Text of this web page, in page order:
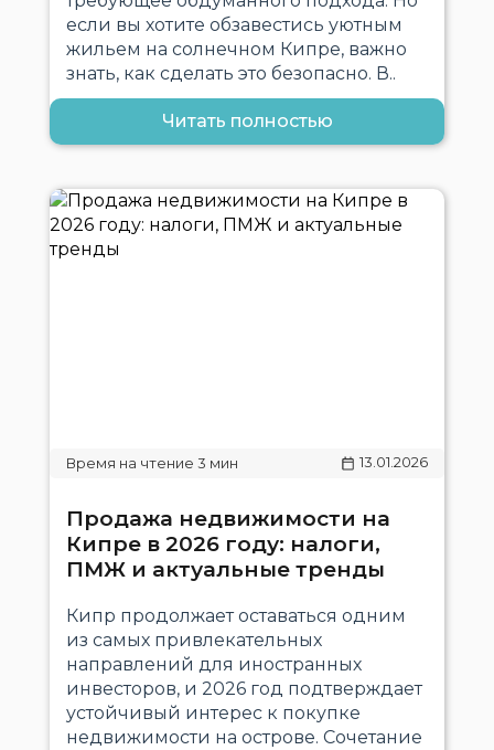
если вы хотите обзавестись уютным
жильем на солнечном Кипре, важно
знать, как сделать это безопасно. В..
Читать полностью
13.01.2026
Продажа недвижимости на
Кипре в 2026 году: налоги,
ПМЖ и актуальные тренды
Кипр продолжает оставаться одним
из самых привлекательных
направлений для иностранных
инвесторов, и 2026 год подтверждает
устойчивый интерес к покупке
недвижимости на острове. Сочетание